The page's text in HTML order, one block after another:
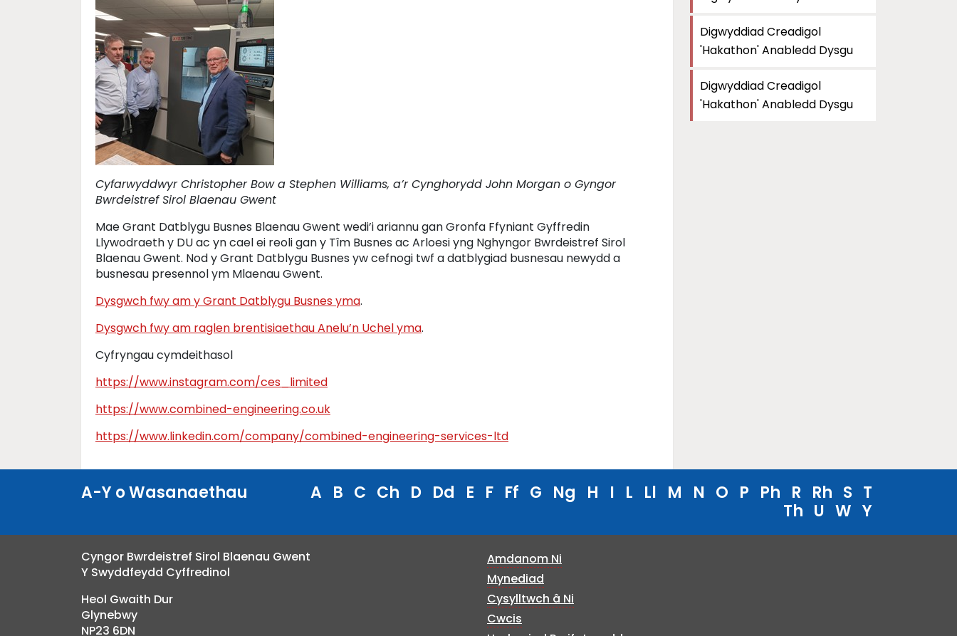
Cyfarwyddwyr Christopher Bow a Stephen Williams, a’r Cynghorydd John Morgan o Gyngor
Bwrdeistref Sirol Blaenau Gwent
Mae Grant Datblygu Busnes Blaenau Gwent wedi’i ariannu gan Gronfa Ffyniant Gyffredin
Llywodraeth y DU ac yn cael ei reoli gan y Tîm Busnes ac Arloesi yng Nghyngor Bwrdeistref Sirol
Blaenau Gwent. Nod y Grant Datblygu Busnes yw cefnogi twf a datblygiad busnesau newydd a
busnesau presennol ym Mlaenau Gwent.
Dysgwch fwy am y Grant Datblygu Busnes yma.
Dysgwch fwy am raglen brentisiaethau Anelu’n Uchel yma.
Cyfryngau cymdeithasol
https://www.instagram.com/ces_limited
https://www.combined-engineering.co.uk
https://www.linkedin.com/company/combined-engineering-services-ltd
Digwyddiad Creadigol
'Hakathon' Anabledd Dysgu
Digwyddiad Creadigol
'Hakathon' Anabledd Dysgu
A-Y o Wasanaethau A B C Ch D Dd E F Ff G Ng H I L Ll M N O P Ph R Rh S T
Th U W Y
Cyngor Bwrdeistref Sirol Blaenau Gwent
Y Swyddfeydd Cyffredinol
Heol Gwaith Dur
Glynebwy
NP23 6DN
Amdanom Ni
Mynediad
Cysylltwch â Ni
Cwcis